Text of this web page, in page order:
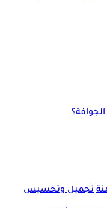
تجميل وتخسيس